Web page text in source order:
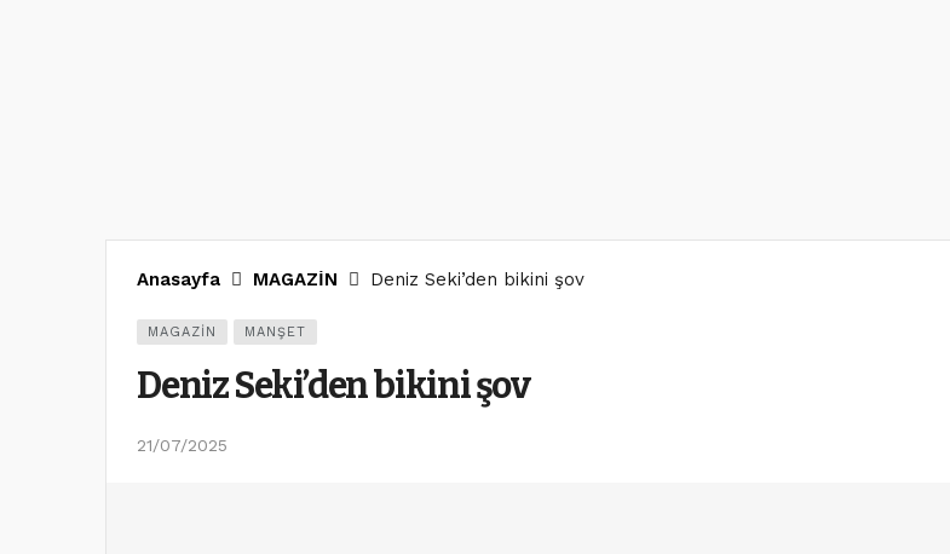
Anasayfa MAGAZİN Deniz Seki’den bikini şov
MAGAZİN MANŞET
Deniz Seki’den bikini şov
21/07/2025